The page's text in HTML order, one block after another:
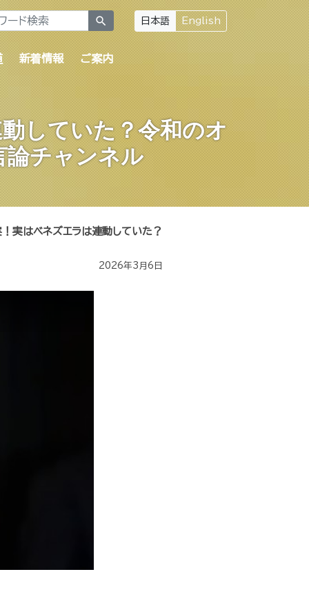
search 日本語 English
新着情報 ご案内
していた？令和のオ
論チャンネル
実はベネズエラは連動していた？
2026年3月6日